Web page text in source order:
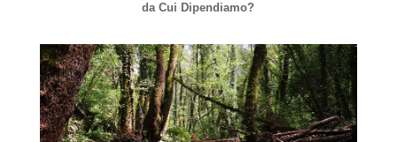
da Cui Dipendiamo?